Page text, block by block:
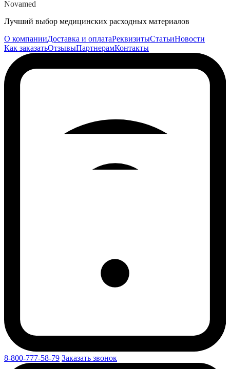
Novamed
Лучший выбор медицинских расходных материалов
О компанииДоставка и оплатаРеквизитыСтатьиНовости
Как заказатьОтзывыПартнерамКонтакты
8-800-777-58-79 Заказать звонок